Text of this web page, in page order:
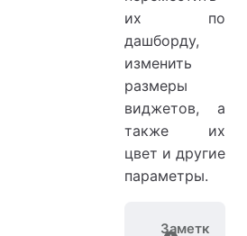
их по
дашборду,
изменить
размеры
виджетов, а
также их
цвет и другие
параметры.
Заметк